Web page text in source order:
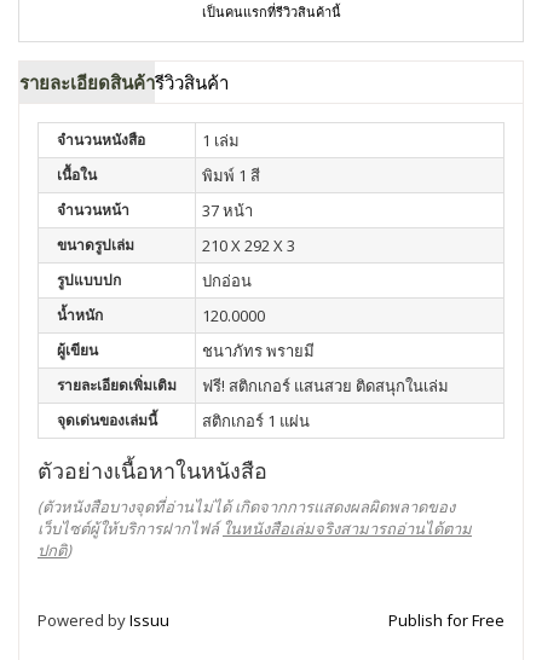
เป็นคนแรกที่รีวิวสินค้านี้
รายละเอียดสินค้ารีวิวสินค้า
จำนวนหนังสือ 1 เล่ม
เนื้อใน พิมพ์ 1 สี
จำนวนหน้า 37 หน้า
ขนาดรูปเล่ม 210 X 292 X 3
รูปแบบปก ปกอ่อน
น้ำหนัก 120.0000
ผู้เขียน ชนาภัทร พรายมี
รายละเอียดเพิ่มเติม ฟรี! สติกเกอร์ แสนสวย ติดสนุกในเล่ม
จุดเด่นของเล่มนี้ สติกเกอร์ 1 แผ่น
ตัวอย่างเนื้อหาในหนังสือ
(ตัวหนังสือบางจุดที่อ่านไม่ได้ เกิดจากการแสดงผลผิดพลาดของ
เว็บไซต์ผู้ให้บริการฝากไฟล์ ในหนังสือเล่มจริงสามารถอ่านได้ตาม
ปกติ)
Powered byIssuu Publish for Free